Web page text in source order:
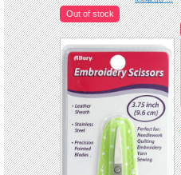
Out of stock